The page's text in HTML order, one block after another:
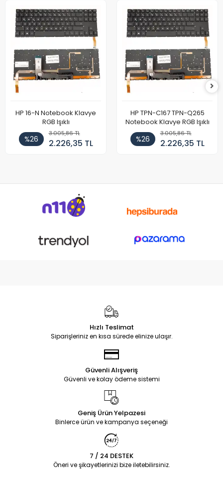
HP 16-N Notebook Klavye
RGB Işıklı
%26
3.005,86 TL
2.226,35 TL
HP TPN-C167 TPN-Q265
Notebook Klavye RGB Işıklı
%26
3.005,86 TL
2.226,35 TL
Hızlı Teslimat
Siparişleriniz en kısa sürede elinize ulaşır.
Güvenli Alışveriş
Güvenli ve kolay ödeme sistemi
Geniş Ürün Yelpazesi
Binlerce ürün ve kampanya seçeneği
7 / 24 DESTEK
Öneri ve şikayetlerinizi bize iletebilirsiniz.